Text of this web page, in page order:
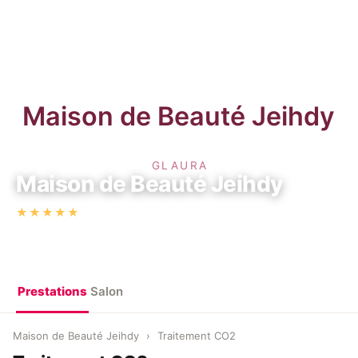
Maison de Beauté Jeihdy
★★★★★
Prestations Salon
Maison de Beauté Jeihdy › Traitement CO2